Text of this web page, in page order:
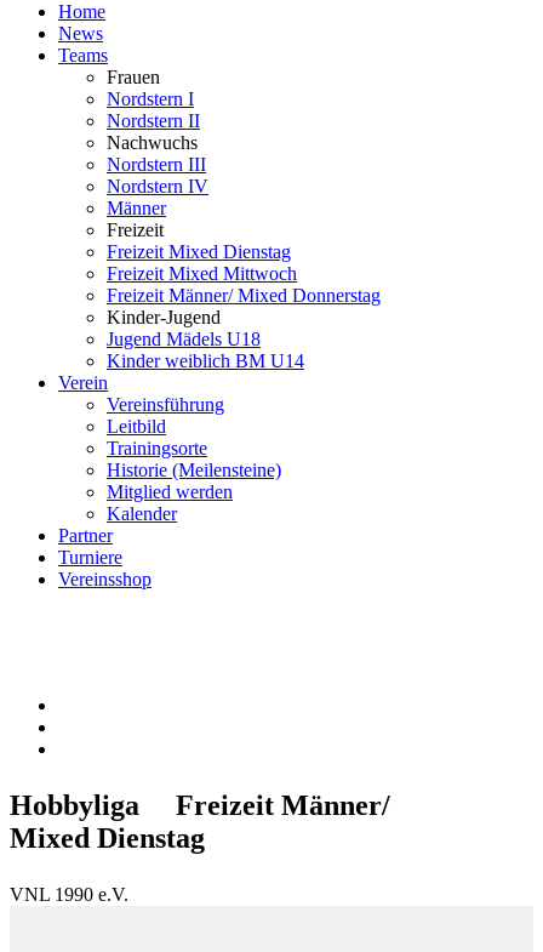
Home
News
Teams
Frauen
Nordstern I
Nordstern II
Nachwuchs
Nordstern III
Nordstern IV
Männer
Freizeit
Freizeit Mixed Dienstag
Freizeit Mixed Mittwoch
Freizeit Männer/ Mixed Donnerstag
Kinder-Jugend
Jugend Mädels U18
Kinder weiblich BM U14
Verein
Vereinsführung
Leitbild
Trainingsorte
Historie (Meilensteine)
Mitglied werden
Kalender
Partner
Turniere
Vereinsshop
Hobbyliga Freizeit Männer/
Mixed Dienstag
VNL 1990 e.V.